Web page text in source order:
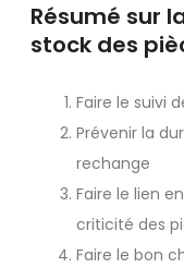
Résumé sur
stock des
Faire le suivi
Prévenir la
rechange
Faire le lien
criticité des
Faire le bon